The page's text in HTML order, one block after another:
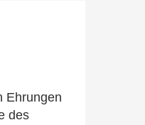
Ehrungen
des